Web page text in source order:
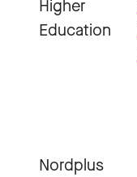
Higher
Education
Nordplus